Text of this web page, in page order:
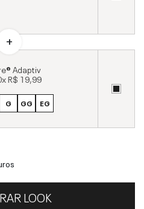
Adaptiv
R$ 19,99
G GG EG
LOOK